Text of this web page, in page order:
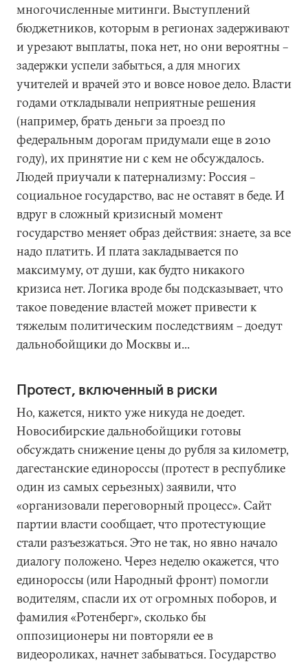
многочисленные митинги. Выступлений
бюджетников, которым в регионах задерживают
и урезают выплаты, пока нет, но они вероятны –
задержки успели забыться, а для многих
учителей и врачей это и вовсе новое дело. Власти
годами откладывали неприятные решения
(например, брать деньги за проезд по
федеральным дорогам придумали еще в 2010
году), их принятие ни с кем не обсуждалось.
Людей приучали к патернализму: Россия –
социальное государство, вас не оставят в беде. И
вдруг в сложный кризисный момент
государство меняет образ действия: знаете, за все
надо платить. И плата закладывается по
максимуму, от души, как будто никакого
кризиса нет. Логика вроде бы подсказывает, что
такое поведение властей может привести к
тяжелым политическим последствиям – доедут
дальнобойщики до Москвы и...
Протест, включенный в риски
Но, кажется, никто уже никуда не доедет.
Новосибирские дальнобойщики готовы
обсуждать снижение цены до рубля за километр,
дагестанские единороссы (протест в республике
один из самых серьезных) заявили, что
«организовали переговорный процесс». Сайт
партии власти сообщает, что протестующие
стали разъезжаться. Это не так, но явно начало
диалогу положено. Через неделю окажется, что
единороссы (или Народный фронт) помогли
водителям, спасли их от огромных поборов, и
фамилия «Ротенберг», сколько бы
оппозиционеры ни повторяли ее в
видеороликах, начнет забываться. Государство